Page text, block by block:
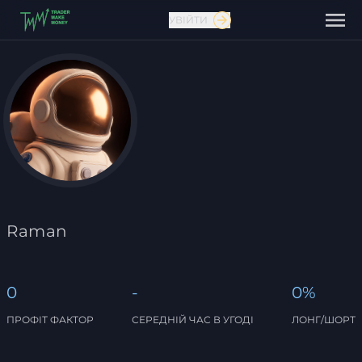
Зв'язатися з нами
УВІЙТИ
Raman
0
ПРОФІТ ФАКТОР
-
СЕРЕДНІЙ ЧАС В УГОДІ
0%
ЛОНГ/ШОРТ